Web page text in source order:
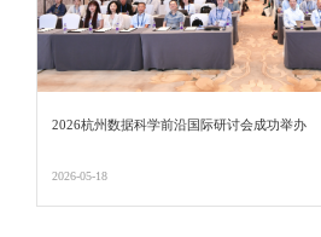
2026杭州数据科学前沿国际研讨会成功举办
2026-05-18